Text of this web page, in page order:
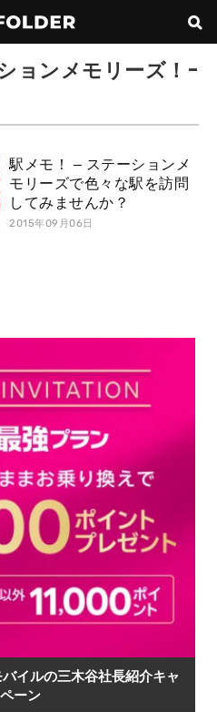
ョンメモリーズ！-
駅メモ！ – ステーションメ
モリーズで色々な駅を訪問
してみませんか？
2015年09月06日
イルの三木谷社長紹介キャ
ーン